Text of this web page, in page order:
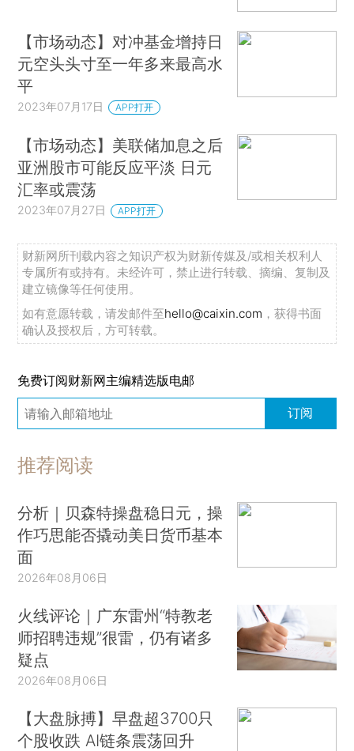
【市场动态】对冲基金增持日
元空头头寸至一年多来最高水
平
2023年07月17日 APP打开
【市场动态】美联储加息之后
亚洲股市可能反应平淡 日元
汇率或震荡
2023年07月27日 APP打开
财新网所刊载内容之知识产权为财新传媒及/或相关权利人
专属所有或持有。未经许可，禁止进行转载、摘编、复制及
建立镜像等任何使用。
如有意愿转载，请发邮件至hello@caixin.com ，获得书面
确认及授权后，方可转载。
免费订阅财新网主编精选版电邮
订阅
推荐阅读
分析｜贝森特操盘稳日元，操
作巧思能否撬动美日货币基本
面
2026年08月06日
火线评论｜广东雷州“特教老
师招聘违规”很雷，仍有诸多
疑点
2026年08月06日
【大盘脉搏】早盘超3700只
个股收跌 AI链条震荡回升